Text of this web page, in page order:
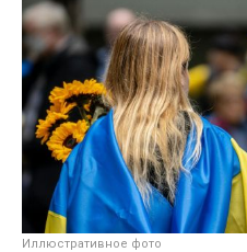
Иллюстративное фото